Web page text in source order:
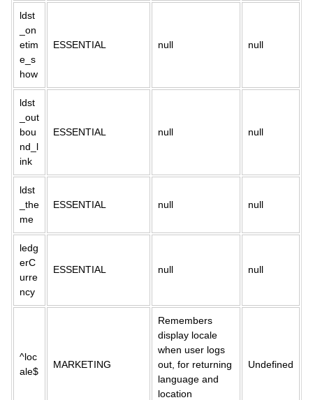
ldst
_on
etim
e_s
how
ESSENTIAL null null
ldst
_out
bou
nd_l
ink
ESSENTIAL null null
ldst
_the
me
ESSENTIAL null null
ledg
erC
urre
ncy
ESSENTIAL null null
^loc
ale$
MARKETING
Remembers
display locale
when user logs
out, for returning
language and
location
Undefined